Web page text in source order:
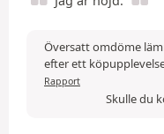
Översatt omdöme
efter ett
Rapport
Skulle du